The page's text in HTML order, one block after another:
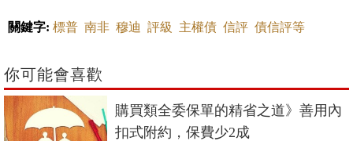
關鍵字: 標普 南非 穆迪 評級 主權債 信評 債信評等
你可能會喜歡
購買類全委保單的精省之道》善用內
扣式附約，保費少2成